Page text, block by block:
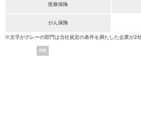
医療保険
がん保険
※文字がグレーの部門は当社規定の条件を満たした企業が2
PR